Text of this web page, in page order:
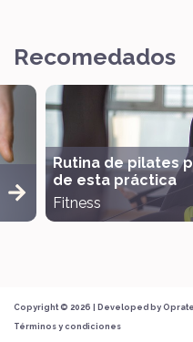
Recomedados
Rutina de pilates
de esta práctica
Fitness
Copyright © 2026 | Developed by
Términos y condiciones